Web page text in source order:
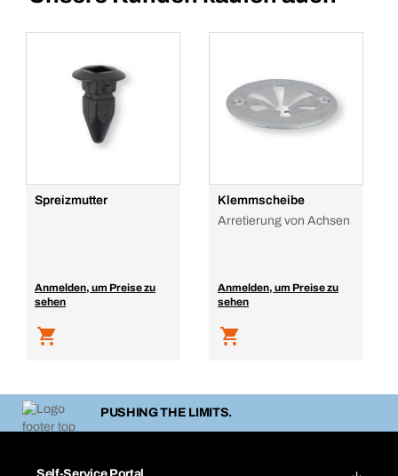
Spreizmutter
Anmelden, um Preise zu
sehen
Klemmscheibe
Arretierung von Achsen
Anmelden, um Preise zu
sehen
PUSHING THE LIMITS.